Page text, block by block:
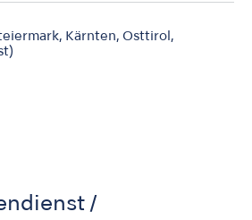
Kärnten, Osttirol,
/